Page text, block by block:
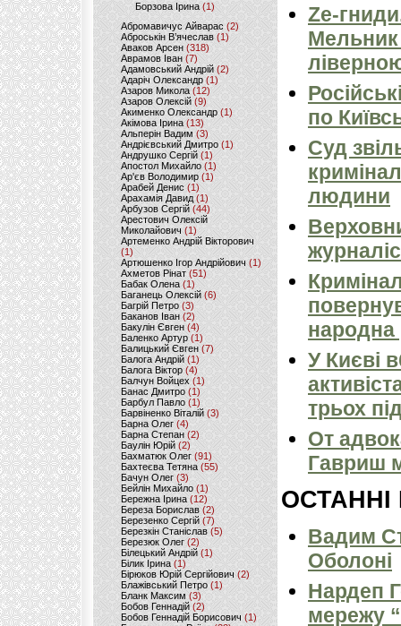
Борзова Ірина(1)
Абромавичус Айварас (2)
Аброськін В’ячеслав(1)
Аваков Арсен (318)
Аврамов Іван (7)
Адамовський Андрій(2)
Адаріч Олександр (1)
Азаров Микола (12)
Азаров Олексій (9)
Акименко Олександр(1)
Акімова Ірина(13)
Альперін Вадим (3)
Андрієвський Дмитро(1)
Андрушко Сергій(1)
Апостол Михайло(1)
Ар'єв Володимир (1)
Арабей Денис(1)
Арахамія Давид (1)
Арбузов Сергій (44)
Арестович Олексій
Миколайович(1)
Артеменко Андрій Вікторович
(1)
Артюшенко Ігор Андрійович(1)
Ахметов Рінат(51)
Бабак Олена(1)
Баганець Олексій(6)
Багрій Петро (3)
Баканов Іван(2)
Бакулін Євген (4)
Баленко Артур(1)
Балицький Євген(7)
Балога Андрій (1)
Балога Віктор (4)
Балчун Войцех (1)
Банас Дмитро (1)
Барбул Павло(1)
Барвіненко Віталій(3)
Барна Олег (4)
Барна Степан (2)
Баулін Юрій (2)
Бахматюк Олег (91)
Бахтеєва Тетяна(55)
Бачун Олег (3)
Бейлін Михайло (1)
Бережна Ірина(12)
Береза Борислав(2)
Березенко Сергій (7)
Березкін Станіслав (5)
Березюк Олег(2)
Білецький Андрій (1)
Білик Ірина (1)
Бірюков Юрій Сергійович (2)
Блажівський Петро (1)
Бланк Максим(3)
Бобов Геннадій (2)
Бобов Геннадій Борисович (1)
Ze-
по
Суд
людини
народна
У Києві
трьох
От
Гавриш
ОСТАННІ
Вадим
Оболоні
Нардеп
мережу